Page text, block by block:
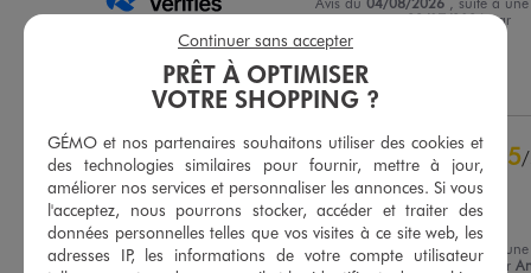
Voir tous les avis sur ce site
17
4étoiles
4
3étoiles
1
2étoiles
0
1étoile 0
Trier les avis
expérience du23/07/2026 par
Françoise A.
Utile(0)
5/
Avis vérifié et récompensé
Très très bien
Avis du29/07/2026 , suite à une
expérience du
16/07/2026 par
PRÊT À OPTIMISER
VOTRE SHOPPING ?
GÉMO et nos partenaires souhaitons utiliser des cookies et
des technologies similaires pour fournir, mettre à jour,
améliorer nos services et personnaliser les annonces. Si vous
l'acceptez, nous pourrons stocker, accéder et traiter des
données personnelles telles que vos visites à ce site web, les
adresses IP, les informations de votre compte utilisateur
Continuer sans accepter